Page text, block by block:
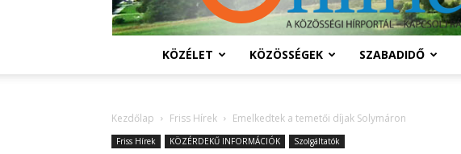
KÖZÉLET KÖZÖSSÉGEK SZABADIDŐ
Kezdőlap Friss Hírek Emelkedtek a temetői díjak Solymáron
Friss Hírek KÖZÉRDEKŰ INFORMÁCIÓK Szolgáltatók